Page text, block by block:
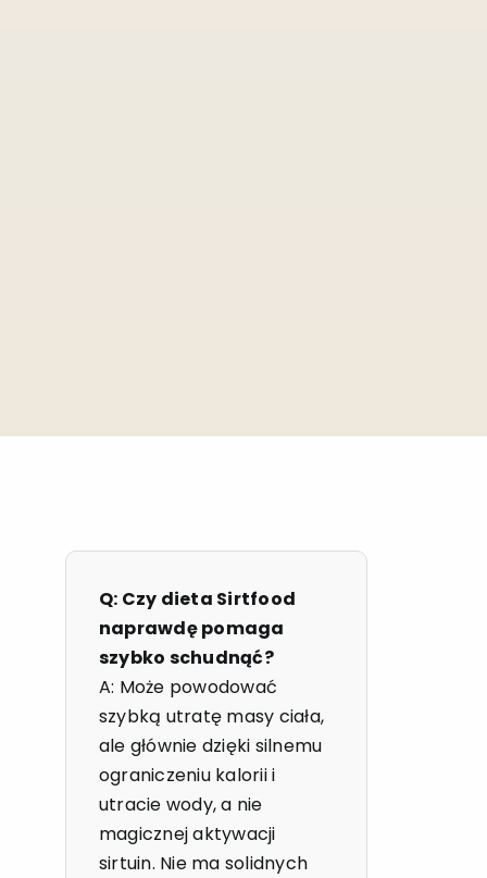
Q: Czy dieta Sirtfood
naprawdę pomaga
szybko schudnąć?
A: Może powodować
szybką utratę masy ciała,
ale głównie dzięki silnemu
ograniczeniu kalorii i
utracie wody, a nie
magicznej aktywacji
sirtuin. Nie ma solidnych